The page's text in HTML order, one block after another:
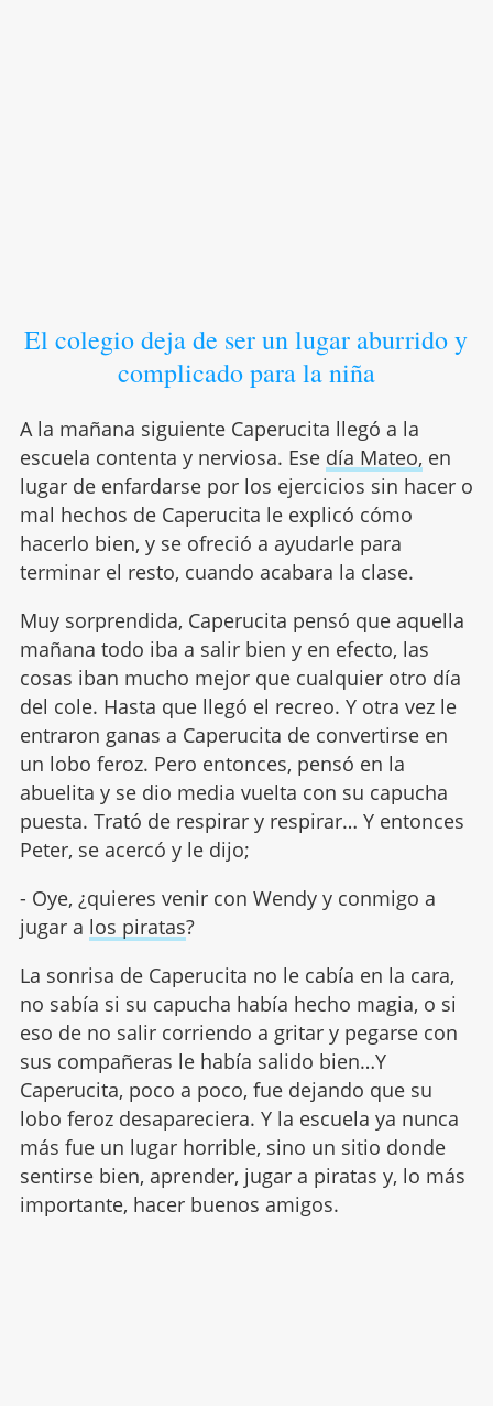
El colegio deja de ser un lugar aburrido y
complicado para la niña
A la mañana siguiente Caperucita llegó a la
escuela contenta y nerviosa. Ese día Mateo, en
lugar de enfardarse por los ejercicios sin hacer o
mal hechos de Caperucita le explicó cómo
hacerlo bien, y se ofreció a ayudarle para
terminar el resto, cuando acabara la clase.
Muy sorprendida, Caperucita pensó que aquella
mañana todo iba a salir bien y en efecto, las
cosas iban mucho mejor que cualquier otro día
del cole. Hasta que llegó el recreo. Y otra vez le
entraron ganas a Caperucita de convertirse en
un lobo feroz. Pero entonces, pensó en la
abuelita y se dio media vuelta con su capucha
puesta. Trató de respirar y respirar… Y entonces
Peter, se acercó y le dijo;
- Oye, ¿quieres venir con Wendy y conmigo a
jugar a los piratas?
La sonrisa de Caperucita no le cabía en la cara,
no sabía si su capucha había hecho magia, o si
eso de no salir corriendo a gritar y pegarse con
sus compañeras le había salido bien…Y
Caperucita, poco a poco, fue dejando que su
lobo feroz desapareciera. Y la escuela ya nunca
más fue un lugar horrible, sino un sitio donde
sentirse bien, aprender, jugar a piratas y, lo más
importante, hacer buenos amigos.